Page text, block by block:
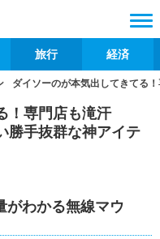
旅行 経済
ダイソーのが本気出してきてる
！専門店も滝汗
勝手抜群な神アイテ
がわかる無線マウ